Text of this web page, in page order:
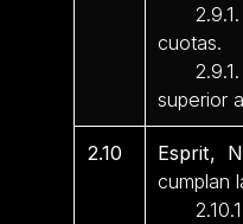
2.9.1.
cuotas.
2.9.1.
superior
2.10 Esprit,
cumplan